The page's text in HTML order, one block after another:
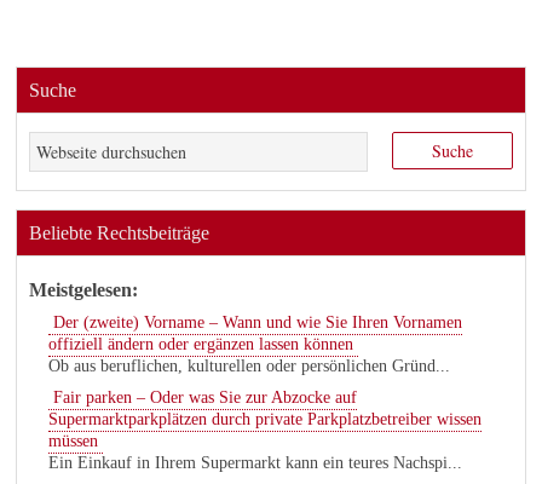
Suche
Beliebte Rechtsbeiträge
Meistgelesen:
Der (zweite) Vorname – Wann und wie Sie Ihren Vornamen
offiziell ändern oder ergänzen lassen können
Ob aus beruflichen, kulturellen oder persönlichen Gründ...
Fair parken – Oder was Sie zur Abzocke auf
Supermarktparkplätzen durch private Parkplatzbetreiber wissen
müssen
Ein Einkauf in Ihrem Supermarkt kann ein teures Nachspi...